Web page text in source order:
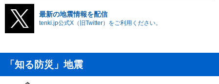
最新の地震情報を配信
tenki.jp公式X（旧Twitter）をご利用ください。
「知る防災」地震